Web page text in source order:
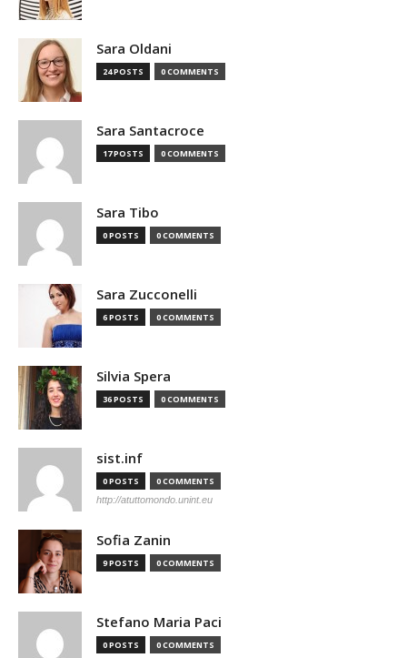
Sara Oldani
24 POSTS 0 COMMENTS
Sara Santacroce
17 POSTS 0 COMMENTS
Sara Tibo
0 POSTS 0 COMMENTS
Sara Zucconelli
6 POSTS 0 COMMENTS
Silvia Spera
36 POSTS 0 COMMENTS
sist.inf
0 POSTS 0 COMMENTS
http://atuttomondo.unint.eu
Sofia Zanin
9 POSTS 0 COMMENTS
Stefano Maria Paci
0 POSTS 0 COMMENTS